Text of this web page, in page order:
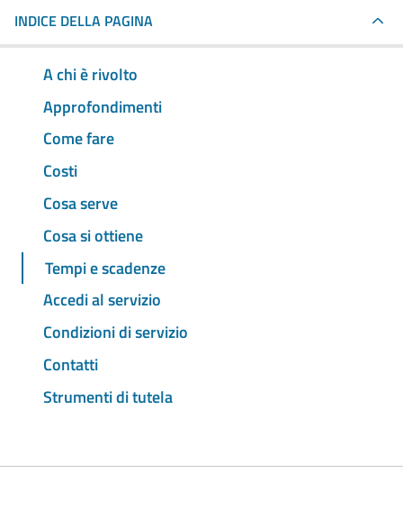
INDICE DELLA PAGINA
A chi è rivolto
Approfondimenti
Come fare
Costi
Cosa serve
Cosa si ottiene
Tempi e scadenze
Accedi al servizio
Condizioni di servizio
Contatti
Strumenti di tutela